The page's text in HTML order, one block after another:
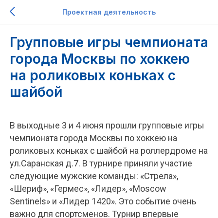
Проектная деятельность
Групповые игры чемпионата
города Москвы по хоккею
на роликовых коньках с
шайбой
В выходные 3 и 4 июня прошли групповые игры
чемпионата города Москвы по хоккею на
роликовых коньках с шайбой на роллердроме на
ул.Саранская д.7. В турнире приняли участие
следующие мужские команды: «Стрела»,
«Шериф», «Гермес», «Лидер», «Moscow
Sentinels» и «Лидер 1420». Это событие очень
важно для спортсменов. Турнир впервые